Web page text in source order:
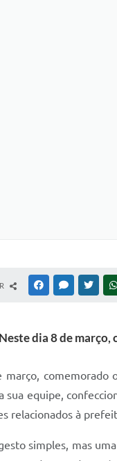
FACEBOOKMESSENGER
Neste dia 8 de março,
comemorado
sua equipe,
relacionados à
simples, mas